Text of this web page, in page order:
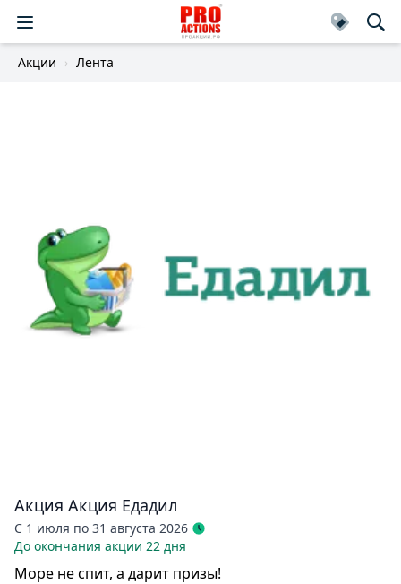
Акции Лента
Акция Акция Едадил
С 1 июля по 31 августа 2026
До окончания акции 22 дня
Море не спит, а дарит призы!